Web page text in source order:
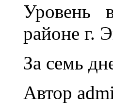
Уровень
районе г.
За семь
Автор